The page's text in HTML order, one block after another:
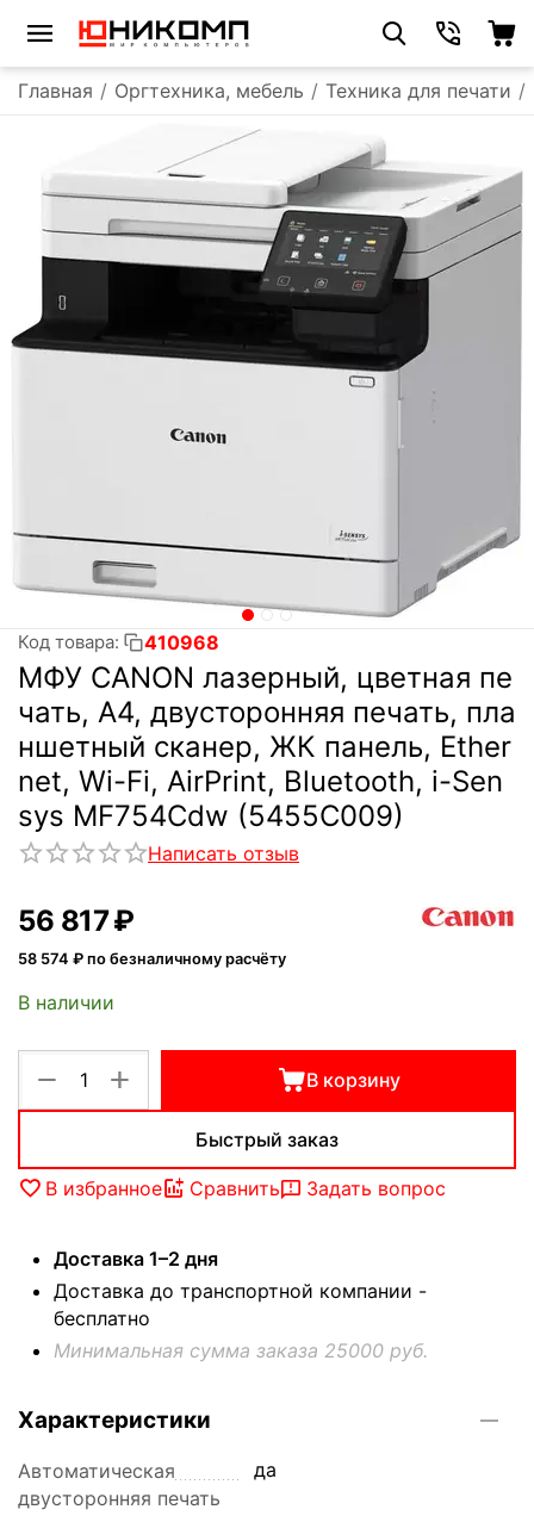
Главная / Оргтехника, мебель / Техника для печати /
Код товара: 410968
МФУ CANON лазерный, цветная пе
чать, A4, двусторонняя печать, пла
ншетный сканер, ЖК панель, Ether
net, Wi-Fi, AirPrint, Bluetooth, i-Sen
sys MF754Cdw (5455C009)
Написать отзыв
56 817₽
58 574 ₽ по безналичному расчёту
В наличии
+
− В корзину
Быстрый заказ
В избранное Сравнить Задать вопрос
Доставка 1–2 дня
Доставка до транспортной компании -
бесплатно
Минимальная сумма заказа 25000 руб.
Характеристики
Автоматическая
двусторонняя печать
да